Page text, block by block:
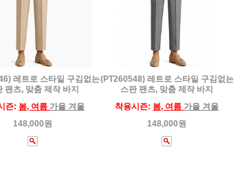
레트로 스타일 구김없는
팬츠, 맞춤 제작 바지
즌: 봄, 여름 가을 겨울
148,000원
(PT260548) 레트로 스타일 구김없는
스판 팬츠, 맞춤 제작 바지
착용시즌: 봄, 여름 가을 겨울
148,000원